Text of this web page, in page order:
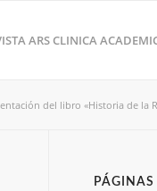
ARS CLINICA
del libro «Historia de la
PÁGINAS